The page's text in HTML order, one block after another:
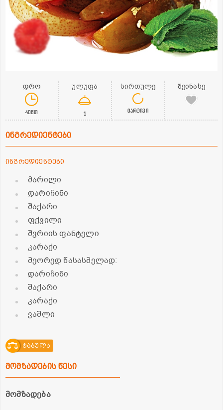
დრო
40წთ
ულუფა
1
სირთულე
მარტივი
შეინახე
ინგრედიენტები
ინგრედიენტები
მარილი
დარიჩინი
შაქარი
ფქვილი
შვრიის ფანტელი
კარაქი
მეორედ წასასმელად:
დარიჩინი
შაქარი
კარაქი
ვაშლი
ტაბულა
მომზადების წესი
მომზადება